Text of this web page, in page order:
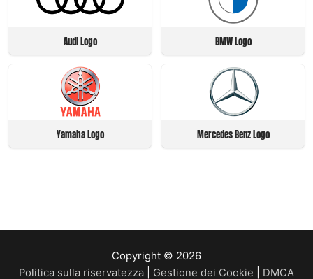
Audi Logo BMW Logo
Yamaha Logo Mercedes Benz Logo
Copyright © 2026
Politica sulla riservatezza
Gestione dei Cookie DMCA